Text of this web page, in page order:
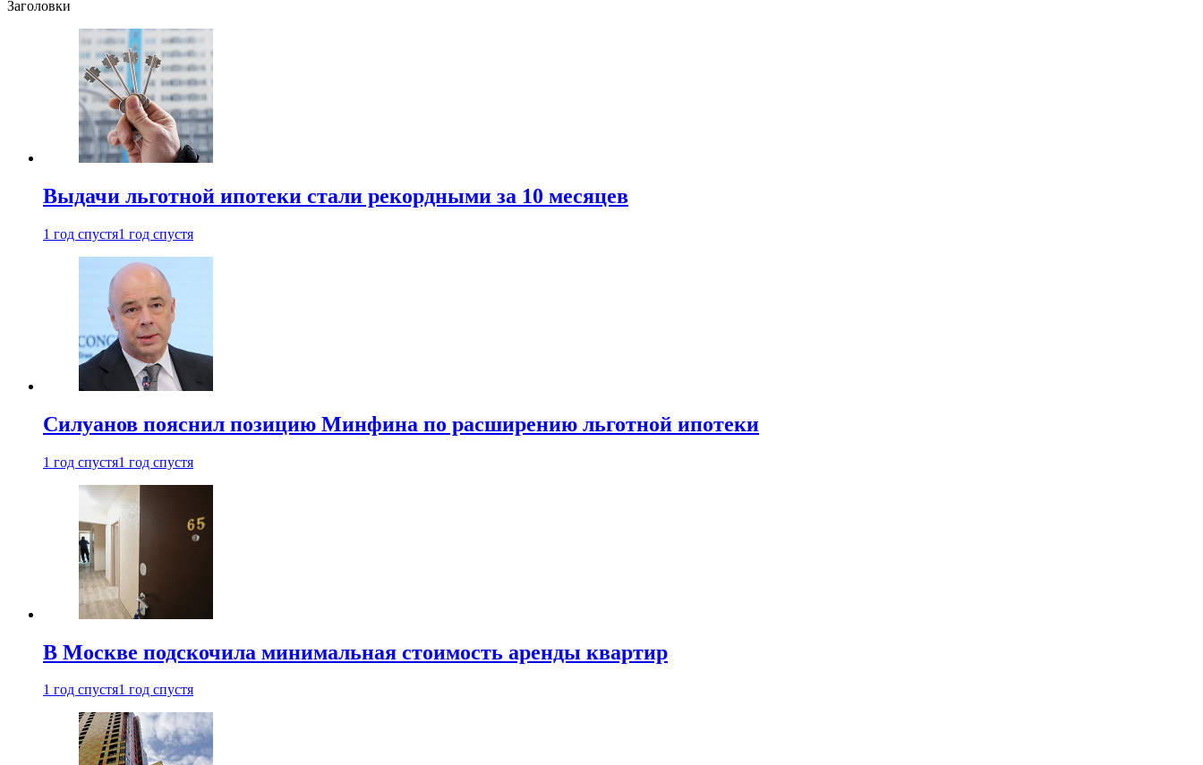
Заголовки
Выдачи льготной ипотеки стали рекордными за 10 месяцев
1 год спустя1 год спустя
Силуанов пояснил позицию Минфина по расширению льготной ипотеки
1 год спустя1 год спустя
В Москве подскочила минимальная стоимость аренды квартир
1 год спустя1 год спустя